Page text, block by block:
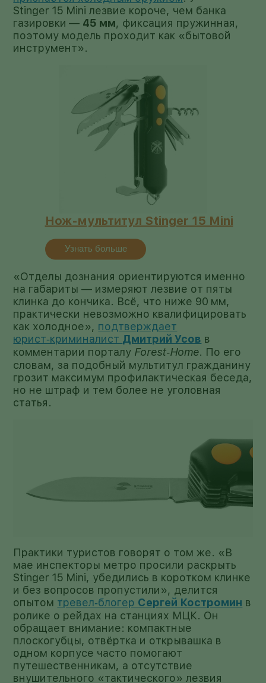
Stinger 15 Mini лезвие короче, чем банка
газировки — 45 мм, фиксация пружинная,
поэтому модель проходит как «бытовой
инструмент».
Нож-мультитул Stinger 15 Mini
Узнать больше
«Отделы дознания ориентируются именно
на габариты — измеряют лезвие от пяты
клинка до кончика. Всё, что ниже 90 мм,
практически невозможно квалифицировать
как холодное», подтверждает
юрист‑криминалист Дмитрий Усов в
комментарии порталу Forest‑Home. По его
словам, за подобный мультитул гражданину
грозит максимум профилактическая беседа,
но не штраф и тем более не уголовная
статья.
Практики туристов говорят о том же. «В
мае инспекторы метро просили раскрыть
Stinger 15 Mini, убедились в коротком клинке
и без вопросов пропустили», делится
опытом тревел‑блогер Сергей Костромин в
ролике о рейдах на станциях МЦК. Он
обращает внимание: компактные
плоскогубцы, отвёртка и открывашка в
одном корпусе часто помогают
путешественникам, а отсутствие
внушительного «тактического» лезвия